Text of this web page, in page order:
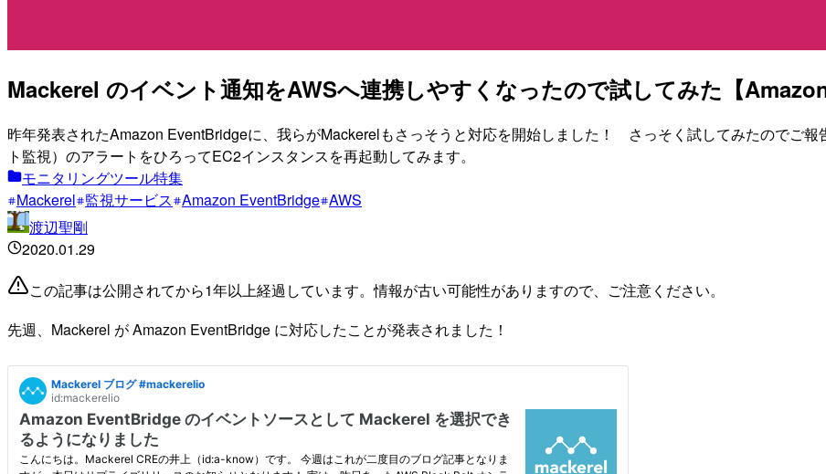
Mackerel のイベント通知をAWSへ連携しやすくなったので試してみた【
昨年発表されたAmazon EventBridgeに、我らがMackerelもさっそうと対応を開始しました！ さっそく試してみたのでご
ト監視）のアラートをひろってEC2インスタンスを再起動してみます。
モニタリングツール特集
Mackerel 監視サービス Amazon EventBridge AWS
渡辺聖剛
2020.01.29
この記事は公開されてから1年以上経過しています。情報が古い可能性がありますので、ご注意ください。
先週、Mackerel が Amazon EventBridge に対応したことが発表されました！